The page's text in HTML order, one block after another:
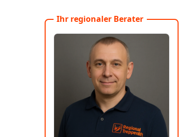
Ihr regionaler Berater